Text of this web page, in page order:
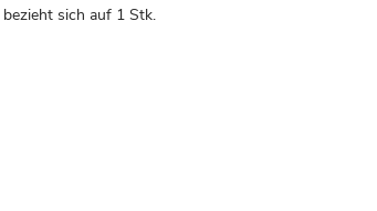
bezieht sich auf 1 Stk.